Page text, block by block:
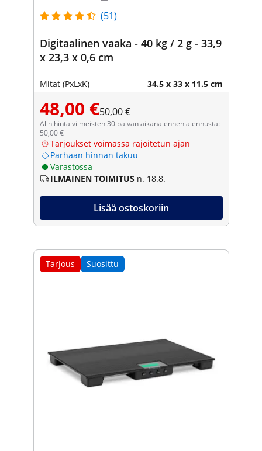
(51)
Digitaalinen vaaka - 40 kg / 2 g - 33,9
x 23,3 x 0,6 cm
Mitat (PxLxK) 34.5 x 33 x 11.5 cm
48,00 €50,00 €
Alin hinta viimeisten 30 päivän aikana ennen alennusta:
50,00 €
Tarjoukset voimassa rajoitetun ajan
Parhaan hinnan takuu
Varastossa
ILMAINEN TOIMITUS n. 18.8.
Lisää ostoskoriin
Tarjous Suosittu